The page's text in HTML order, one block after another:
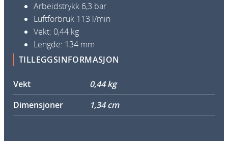
c
o
1
/
Arbeidstrykk 6,3 bar
Luftforbruk 113 l/min
Vekt: 0,44 kg
Lengde: 134 mm
TILLEGGSINFORMASJON
Vekt
0,44 kg
Dimensjoner
1,34 cm